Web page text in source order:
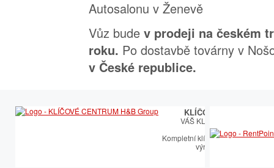
Vůz bude v prodeji na českém
roku. Po dostavbě továrny v
v České republice.
KLÍČOVÉ CENTRUM
VÁŠ KLÍČOVÝ PARTNER
Kompletní klíčařský sortiment
výroby autoklíčů